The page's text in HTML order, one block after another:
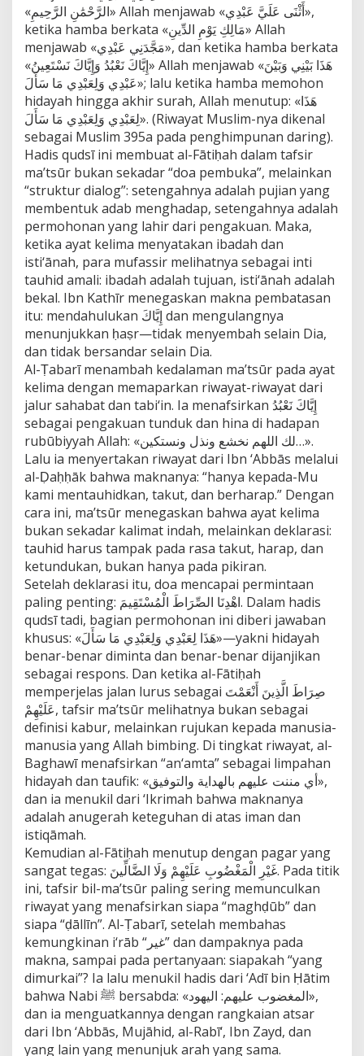
«الرَّحْمَٰنِ الرَّحِيمِ» Allah menjawab «أَثْنَى عَلَيَّ عَبْدِي»,
ketika hamba berkata «مَالِكِ يَوْمِ الدِّينِ» Allah
menjawab «مَجَّدَنِي عَبْدِي», dan ketika hamba berkata
«إِيَّاكَ نَعْبُدُ وَإِيَّاكَ نَسْتَعِينُ» Allah menjawab «هَذَا بَيْنِي وَبَيْنَ
عَبْدِي وَلِعَبْدِي مَا سَأَلَ»; lalu ketika hamba memohon
hidayah hingga akhir surah, Allah menutup: «هَذَا
لِعَبْدِي وَلِعَبْدِي مَا سَأَلَ». (Riwayat Muslim-nya dikenal
sebagai Muslim 395a pada penghimpunan daring).
Hadis qudsī ini membuat al-Fātiḥah dalam tafsir
ma’tsūr bukan sekadar “doa pembuka”, melainkan
“struktur dialog”: setengahnya adalah pujian yang
membentuk adab menghadap, setengahnya adalah
permohonan yang lahir dari pengakuan. Maka,
ketika ayat kelima menyatakan ibadah dan
isti‘ānah, para mufassir melihatnya sebagai inti
tauhid amali: ibadah adalah tujuan, isti‘ānah adalah
bekal. Ibn Kathīr menegaskan makna pembatasan
itu: mendahulukan إِيَّاكَ dan mengulangnya
menunjukkan ḥaṣr—tidak menyembah selain Dia,
dan tidak bersandar selain Dia.
Al-Ṭabarī menambah kedalaman ma’tsūr pada ayat
kelima dengan memaparkan riwayat-riwayat dari
jalur sahabat dan tabi‘in. Ia menafsirkan إِيَّاكَ نَعْبُدُ
sebagai pengakuan tunduk dan hina di hadapan
rubūbiyyah Allah: «لك اللهم نخشع ونذل ونستكين…».
Lalu ia menyertakan riwayat dari Ibn ‘Abbās melalui
al-Ḍaḥḥāk bahwa maknanya: “hanya kepada-Mu
kami mentauhidkan, takut, dan berharap.” Dengan
cara ini, ma’tsūr menegaskan bahwa ayat kelima
bukan sekadar kalimat indah, melainkan deklarasi:
tauhid harus tampak pada rasa takut, harap, dan
ketundukan, bukan hanya pada pikiran.
Setelah deklarasi itu, doa mencapai permintaan
paling penting: اهْدِنَا الصِّرَاطَ الْمُسْتَقِيمَ. Dalam hadis
qudsī tadi, bagian permohonan ini diberi jawaban
khusus: «هَذَا لِعَبْدِي وَلِعَبْدِي مَا سَأَلَ»—yakni hidayah
benar-benar diminta dan benar-benar dijanjikan
sebagai respons. Dan ketika al-Fātiḥah
memperjelas jalan lurus sebagai صِرَاطَ الَّذِينَ أَنْعَمْتَ
عَلَيْهِمْ, tafsir ma’tsūr melihatnya bukan sebagai
definisi kabur, melainkan rujukan kepada manusia-
manusia yang Allah bimbing. Di tingkat riwayat, al-
Baghawī menafsirkan “an‘amta” sebagai limpahan
hidayah dan taufik: «أي مننت عليهم بالهداية والتوفيق»,
dan ia menukil dari ‘Ikrimah bahwa maknanya
adalah anugerah keteguhan di atas iman dan
istiqāmah.
Kemudian al-Fātiḥah menutup dengan pagar yang
sangat tegas: غَيْرِ الْمَغْضُوبِ عَلَيْهِمْ وَلَا الضَّالِّينَ. Pada titik
ini, tafsir bil-ma’tsūr paling sering memunculkan
riwayat yang menafsirkan siapa “maghḍūb” dan
siapa “ḍāllīn”. Al-Ṭabarī, setelah membahas
kemungkinan i‘rāb “غير” dan dampaknya pada
makna, sampai pada pertanyaan: siapakah “yang
dimurkai”? Ia lalu menukil hadis dari ‘Adī bin Ḥātim
bahwa Nabi ﷺ bersabda: «المغضوب عليهم: اليهود»,
dan ia menguatkannya dengan rangkaian atsar
dari Ibn ‘Abbās, Mujāhid, al-Rabī‘, Ibn Zayd, dan
yang lain yang menunjuk arah yang sama.